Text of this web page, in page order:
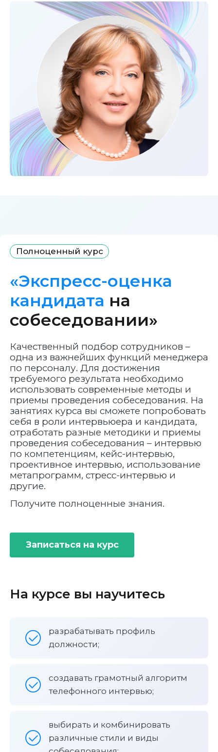
Полноценный курс
«Экспресс-оценка
кандидата на
собеседовании»
Качественный подбор сотрудников –
одна из важнейших функций менеджера
по персоналу. Для достижения
требуемого результата необходимо
использовать современные методы и
приемы проведения собеседования. На
занятиях курса вы сможете попробовать
себя в роли интервьюера и кандидата,
отработать разные методики и приемы
проведения собеседования – интервью
по компетенциям, кейс-интервью,
проективное интервью, использование
метапрограмм, стресс-интервью и
другие.
Получите полноценные знания.
Записаться на курс
На курсе вы научитесь
разрабатывать профиль
должности;
создавать грамотный алгоритм
телефонного интервью;
выбирать и комбинировать
различные стили и виды